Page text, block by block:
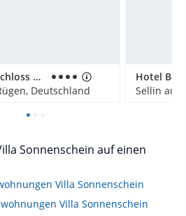
Hotel Seeschloss Sellin
Deutschland
Sellin auf
Sonnenschein auf einen
Villa Sonnenschein
Villa Sonnenschein